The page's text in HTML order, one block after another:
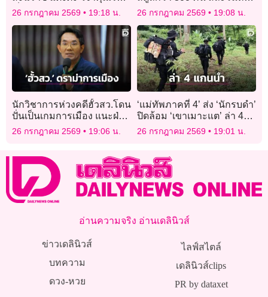
เป็น ‘เจ้าคณะจังหวัด
นครสวรรค์’
26 กรกฎาคม 2569 19:18 น.
พัฒนาตนเอง หนุนลดภาระ
26 กรกฎาคม 2569 19:08 น.
นักวิชาการห่วงคดีฮั้วสว.โดน
ปั่นเป็นเกมการเมือง แนะฝ่าย
ตรวจสอบใช้มาตรฐานเดียว
26 กรกฎาคม 2569 19:06 น.
‘แม่ทัพภาคที่ 4’ ส่ง ‘นักรบดำ’
ปิดล้อม ‘เขาเมาะแต’ ล่า 4
แกนนำ ‘โจรใต้’
26 กรกฎาคม 2569 19:01 น.
อ่านความจริง อ่านเดลินิวส์
ข่าวเดลินิวส์
บทความ
ดวง-หวย
ไลฟ์สไตล์
เดลินิวส์clips
PR by dataxet